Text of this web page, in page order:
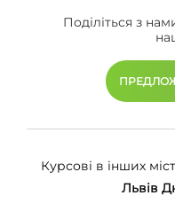
Поділіться з
Курсові в інших
Львів